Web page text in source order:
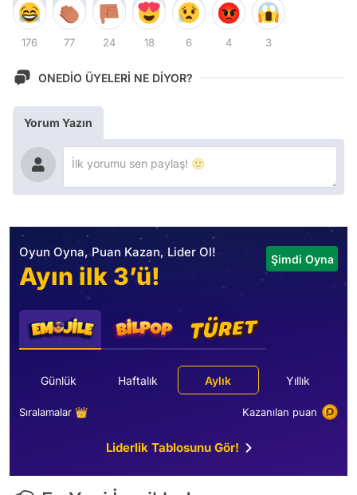
176 77 24 18 6 4 3
ONEDİO ÜYELERİ NE DİYOR?
Yorum Yazın
Oyun Oyna, Puan Kazan, Lider Ol!
Ayın ilk 3’ü!
Şimdi Oyna
Günlük Haftalık Aylık Yıllık
Sıralamalar 👑 Kazanılan puan
Liderlik Tablosunu Gör!